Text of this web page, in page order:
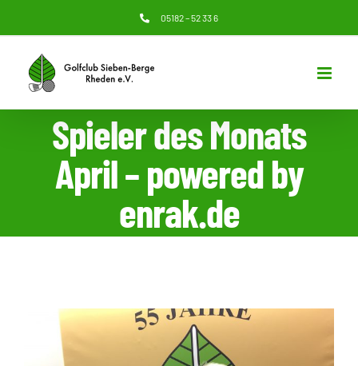
Inhalt
springen
05182 – 52 33 6
Spieler des Monats
April – powered by
enrak.de
grösseres